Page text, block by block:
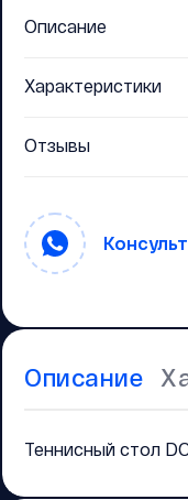
Описание
Теннисный стол
Описание
Характеристики
Отзывы